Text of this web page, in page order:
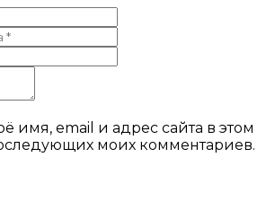
имя, email и адрес сайта в этом
моих комментариев.